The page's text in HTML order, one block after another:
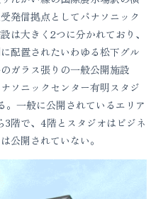
発信拠点としてパナソニック
は大きく2つに分かれており、
配置されたいわゆる松下グル
ガラス張りの一般公開施設
ソニックセンター有明スタジ
。一般に公開されているエリア
3階で、4階とスタジオはビジネ
公開されていない。